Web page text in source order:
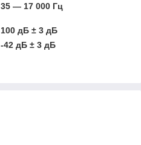
35 — 17 000 Гц
100 дБ ± 3 дБ
-42 дБ ± 3 дБ